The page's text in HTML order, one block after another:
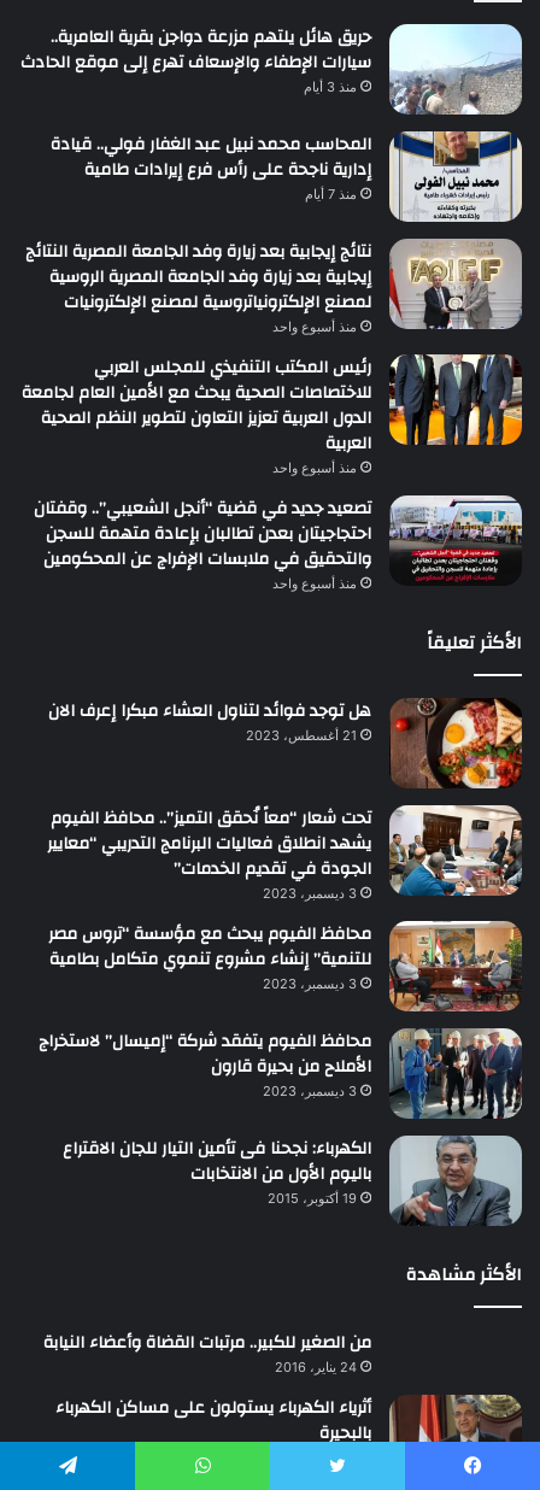
حريق هائل يلتهم مزرعة دواجن بقرية العامرية..
سيارات الإطفاء والإسعاف تهرع إلى موقع الحادث
منذ 3 أيام
المحاسب محمد نبيل عبد الغفار فولي.. قيادة
إدارية ناجحة على رأس فرع إيرادات طامية
منذ 7 أيام
نتائج إيجابية بعد زيارة وفد الجامعة المصرية النتائج
إيجابية بعد زيارة وفد الجامعة المصرية الروسية
لمصنع الإلكترونياتروسية لمصنع الإلكترونيات
منذ أسبوع واحد
رئيس المكتب التنفيذي للمجلس العربي
للاختصاصات الصحية يبحث مع الأمين العام لجامعة
الدول العربية تعزيز التعاون لتطوير النظم الصحية
العربية
منذ أسبوع واحد
تصعيد جديد في قضية “أنجل الشعيبي”.. وقفتان
احتجاجيتان بعدن تطالبان بإعادة متهمة للسجن
والتحقيق في ملابسات الإفراج عن المحكومين
منذ أسبوع واحد
الأكثر تعليقاً
هل توجد فوائد لتناول العشاء مبكرا إعرف الان
21 أغسطس، 2023
تحت شعار “معاً نُحقق التميز”.. محافظ الفيوم
يشهد انطلاق فعاليات البرنامج التدريبي “معايير
الجودة في تقديم الخدمات”
3 ديسمبر، 2023
محافظ الفيوم يبحث مع مؤسسة “تروس مصر
للتنمية” إنشاء مشروع تنموي متكامل بطامية
3 ديسمبر، 2023
محافظ الفيوم يتفقد شركة “إميسال” لاستخراج
الأملاح من بحيرة قارون
3 ديسمبر، 2023
الكهرباء: نجحنا فى تأمين التيار للجان الاقتراع
باليوم الأول من الانتخابات
19 أكتوبر، 2015
الأكثر مشاهدة
من الصغير للكبير.. مرتبات القضاة وأعضاء النيابة
24 يناير، 2016
أثرياء الكهرباء يستولون على مساكن الكهرباء
بالبحيرة
23 أكتوبر، 2015